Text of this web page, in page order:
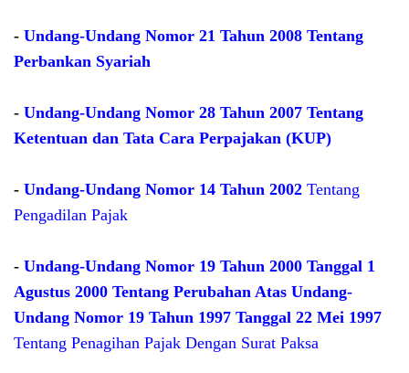
- Undang-Undang Nomor 21 Tahun 2008 Tentang
Perbankan Syariah
- Undang-Undang Nomor 28 Tahun 2007 Tentang
Ketentuan dan Tata Cara Perpajakan (KUP)
- Undang-Undang Nomor 14 Tahun 2002 Tentang
Pengadilan Pajak
- Undang-Undang Nomor 19 Tahun 2000 Tanggal 1
Agustus 2000 Tentang Perubahan Atas Undang-
Undang Nomor 19 Tahun 1997 Tanggal 22 Mei 1997
Tentang Penagihan Pajak Dengan Surat Paksa